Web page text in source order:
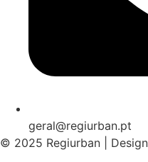
geral@regiurban.pt
© 2025 Regiurban |